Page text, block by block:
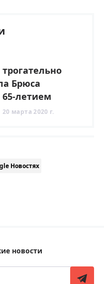
Брюса
летием
20 марта 2020 г.
Новостях
новости